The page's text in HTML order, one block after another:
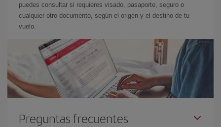
puedes consultar si requieres visado, pasaporte, seguro o
cualquier otro documento, según el origen y el destino de tu
vuelo.
Preguntas frecuentes